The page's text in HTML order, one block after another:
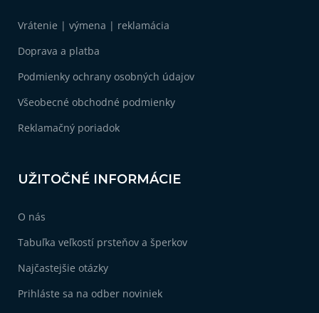
Vrátenie | výmena | reklamácia
Doprava a platba
Podmienky ochrany osobných údajov
Všeobecné obchodné podmienky
Reklamačný poriadok
UŽITOČNÉ INFORMÁCIE
O nás
Tabuľka veľkostí prsteňov a šperkov
Najčastejšie otázky
Prihláste sa na odber noviniek